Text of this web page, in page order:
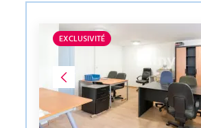
EXCLUSIVITÉ